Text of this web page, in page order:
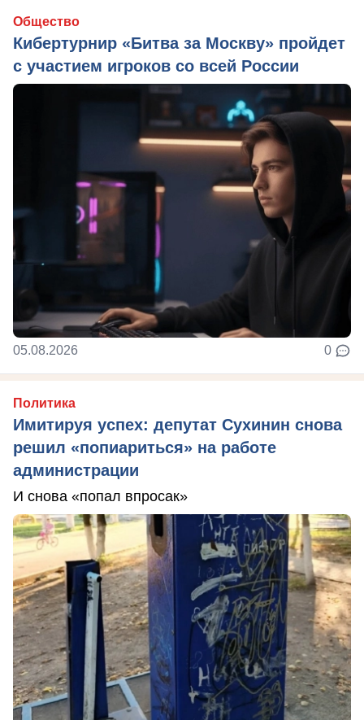
Общество
Кибертурнир «Битва за Москву» пройдет
с участием игроков со всей России
05.08.2026 0
Политика
Имитируя успех: депутат Сухинин снова
решил «попиариться» на работе
администрации
И снова «попал впросак»